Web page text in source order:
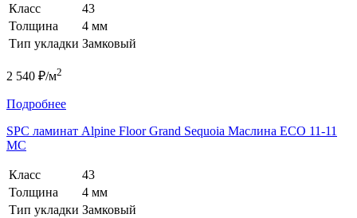
Класс
43
Толщина
4 мм
Тип укладки Замковый
2 540 ₽/м2
Подробнее
SPC ламинат Alpine Floor Grand Sequoia Маслина ECO 11-11
MC
Класс
43
Толщина
4 мм
Тип укладки Замковый